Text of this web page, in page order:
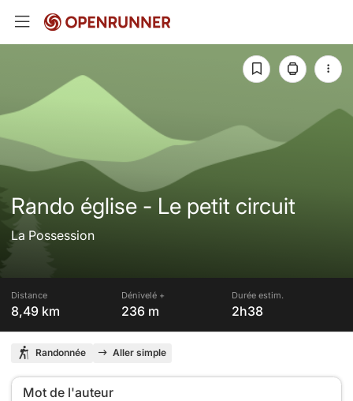
Rando église - Le petit circuit
La Possession
Distance
8,49 km
Dénivelé +
236 m
Durée estim.
2h38
Randonnée Aller simple
Mot de l'auteur